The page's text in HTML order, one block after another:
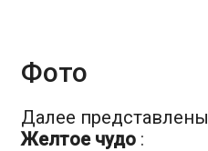
Фото
Далее представлены
Желтое чудо :